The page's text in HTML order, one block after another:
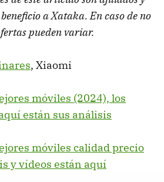
a Xataka. En caso de no
pueden variar.
, Xiaomi
móviles (2024), los
están sus análisis
móviles calidad precio
y vídeos están aquí